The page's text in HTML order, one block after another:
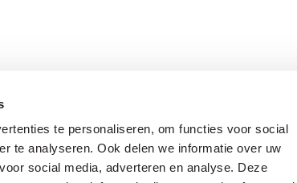
te personaliseren, om functies voor social
te analyseren. Ook delen we informatie over uw
social media, adverteren en analyse. Deze